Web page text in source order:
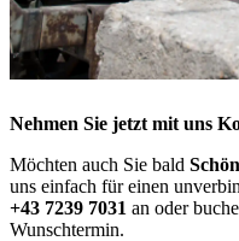
Nehmen Sie jetzt mit uns
Möchten auch Sie bald
uns einfach für einen
+43 7239 7031 an oder
Wunschtermin.